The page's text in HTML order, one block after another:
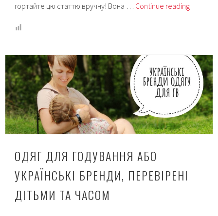
гортайте цю статтю вручну! Вона … Continue readingМамунця
послуги,
якими
я
ОДЯГ ДЛЯ ГОДУВАННЯ АБО
УКРАЇНСЬКІ БРЕНДИ, ПЕРЕВІРЕНІ
ДІТЬМИ ТА ЧАСОМ